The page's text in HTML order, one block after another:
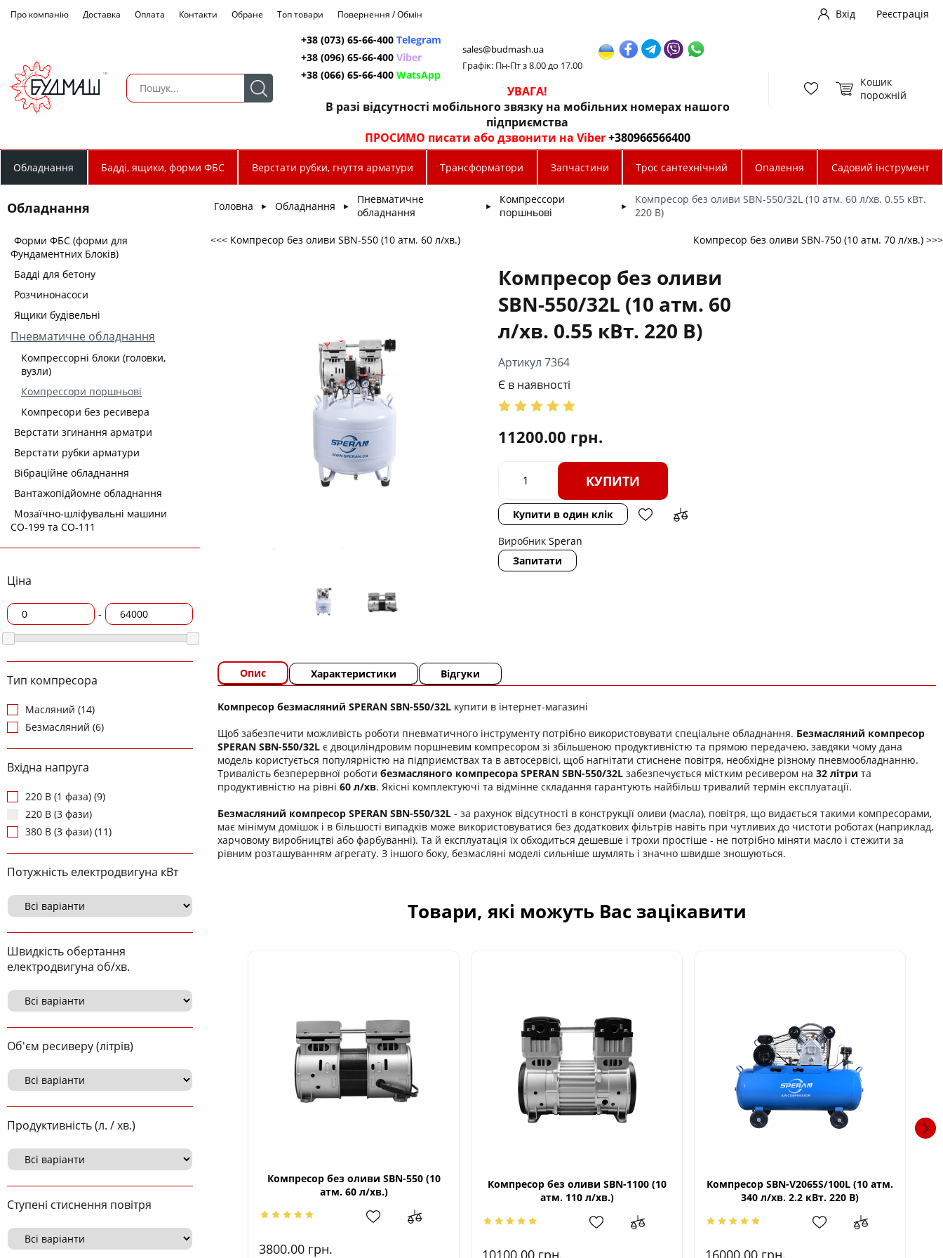
Про компанію Доставка Оплата Контакти Обране Топ товари Повернення / Обмін Вхід
Реєстрація
+38 (073) 65-66-400 Telegram
+38 (096) 65-66-400 Viber
+38 (066) 65-66-400 WatsApp
sales@budmash.ua
Графік: Пн-Пт з 8.00 до 17.00
УВАГА!
В разі відсутності мобільного звязку на мобільних номерах нашого
підприємства
ПРОСИМО писати або дзвонити на Viber+380966566400
Кошик
порожній
Обладнання Бадді, ящики, форми ФБС Верстати рубки, гнуття арматури Трансформатори Запчастини Трос сантехнічний Опалення Садовий інструмент
Обладнання
Форми ФБС (форми для
Фундаментних Блоків)
Бадді для бетону
Розчинонасоси
Ящики будівельні
Пневматичне обладнання
Компрессорні блоки (головки,
вузли)
Компрессори поршньові
Компресори без ресивера
Верстати згинання арматри
Верстати рубки арматури
Вібраційне обладнання
Вантажопідйомне обладнання
Мозаїчно-шліфувальні машини
СО-199 та СО-111
Ціна
-
Тип компресора
Масляний (14)
Безмасляний (6)
Вхідна напруга
220 В (1 фаза) (9)
220 В (3 фази)
380 В (3 фази) (11)
Потужність електродвигуна кВт
Швидкість обертання
електродвигуна об/хв.
Об'єм ресиверу (літрів)
Продуктивність (л. / хв.)
Ступені стиснення повітря
Головна ► Обладнання ►
Пневматичне
обладнання
►
Компрессори
поршньові
►
Компресор без оливи SBN-550/32L (10 атм. 60 л/хв. 0.55 кВт.
220 В)
<<< Компресор без оливи SBN-550 (10 атм. 60 л/хв.) Компресор без оливи SBN-750 (10 атм. 70 л/хв.) >>>
Компресор без оливи
SBN-550/32L (10 атм. 60
л/хв. 0.55 кВт. 220 В)
Артикул 7364
Є в наявності
11200.00 грн.
КУПИТИ
Купити в один клік
Виробник Speran
Запитати
Опис Характеристики Відгуки
Компресор безмасляний SPERAN SBN-550/32L купити в інтернет-магазині
Щоб забезпечити можливість роботи пневматичного інструменту потрібно використовувати спеціальне обладнання. Безмасляний компресор
SPERAN SBN-550/32L є двоциліндровим поршневим компресором зі збільшеною продуктивністю та прямою передачею, завдяки чому дана
модель користується популярністю на підприємствах та в автосервісі, щоб нагнітати стиснене повітря, необхідне різному пневмообладнанню.
Тривалість безперервної роботи безмасляного компресора SPERAN SBN-550/32L забезпечується містким ресивером на 32 літри та
продуктивністю на рівні 60 л/хв. Якісні комплектуючі та відмінне складання гарантують найбільш тривалий термін експлуатації.
Безмасляний компресор SPERAN SBN-550/32L - за рахунок відсутності в конструкції оливи (масла), повітря, що видається такими компресорами,
має мінімум домішок і в більшості випадків може використовуватися без додаткових фільтрів навіть при чутливих до чистоти роботах (наприклад,
харчовому виробництві або фарбуванні). Та й експлуатація їх обходиться дешевше і трохи простіше - не потрібно міняти масло і стежити за
рівним розташуванням агрегату. З іншого боку, безмасляні моделі сильніше шумлять і значно швидше зношуються.
Товари, які можуть Вас зацікавити
Компресор без оливи SBN-550 (10
атм. 60 л/хв.)
3800.00 грн.
Компресор без оливи SBN-1100 (10
атм. 110 л/хв.)
Компресор SBN-V2065S/100L (10 атм.
340 л/хв. 2.2 кВт. 220 В)